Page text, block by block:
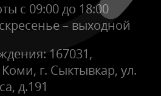
с 09:00 до 18:00
– выходной
167031,
г. Сыктывкар, ул.
д.191